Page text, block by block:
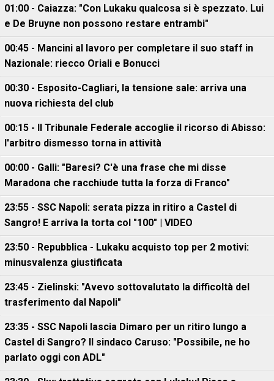
01:00 - Caiazza: "Con Lukaku qualcosa si è spezzato. Lui
e De Bruyne non possono restare entrambi"
00:45 - Mancini al lavoro per completare il suo staff in
Nazionale: riecco Oriali e Bonucci
00:30 - Esposito-Cagliari, la tensione sale: arriva una
nuova richiesta del club
00:15 - Il Tribunale Federale accoglie il ricorso di Abisso:
l'arbitro dismesso torna in attività
00:00 - Galli: "Baresi? C'è una frase che mi disse
Maradona che racchiude tutta la forza di Franco"
23:55 - SSC Napoli: serata pizza in ritiro a Castel di
Sangro! E arriva la torta col "100" | VIDEO
23:50 - Repubblica - Lukaku acquisto top per 2 motivi:
minusvalenza giustificata
23:45 - Zielinski: "Avevo sottovalutato la difficoltà del
trasferimento dal Napoli"
23:35 - SSC Napoli lascia Dimaro per un ritiro lungo a
Castel di Sangro? Il sindaco Caruso: "Possibile, ne ho
parlato oggi con ADL"